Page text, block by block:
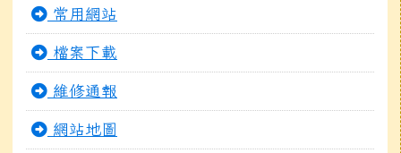
常用網站
檔案下載
維修通報
網站地圖